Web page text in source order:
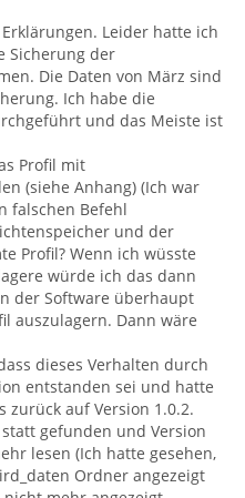
Leider hatte ich
Sicherung der
Die Daten von März sind
Ich habe die
und das Meiste ist
Profil mit
(siehe Anhang) (Ich war
falschen Befehl
und der
Profil? Wenn ich wüsste
würde ich das dann
der Software überhaupt
auszulagern. Dann wäre
dieses Verhalten durch
entstanden sei und hatte
auf Version 1.0.2.
gefunden und Version
lesen (Ich hatte gesehen,
Ordner angezeigt